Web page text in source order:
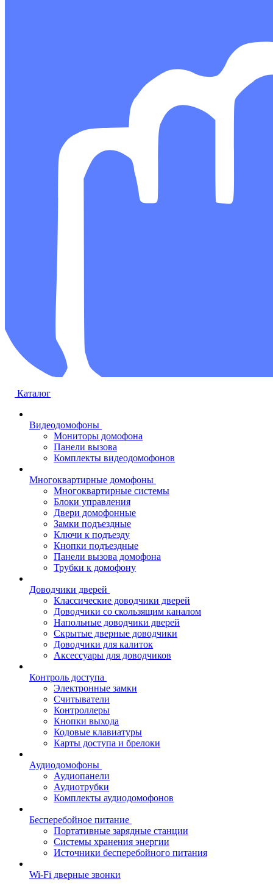
Каталог
Видеодомофоны
Мониторы домофона
Панели вызова
Комплекты видеодомофонов
Многоквартирные домофоны
Многоквартирные системы
Блоки управления
Двери домофонные
Замки подъездные
Ключи к подъезду
Кнопки подъездные
Панели вызова домофона
Трубки к домофону
Доводчики дверей
Классические доводчики дверей
Доводчики со скользящим каналом
Напольные доводчики дверей
Скрытые дверные доводчики
Доводчики для калиток
Аксессуары для доводчиков
Контроль доступа
Электронные замки
Считыватели
Контроллеры
Кнопки выхода
Кодовые клавиатуры
Карты доступа и брелоки
Аудиодомофоны
Аудиопанели
Аудиотрубки
Комплекты аудиодомофонов
Бесперебойное питание
Портативные зарядные станции
Системы хранения энергии
Источники бесперебойного питания
Wi-Fi дверные звонки